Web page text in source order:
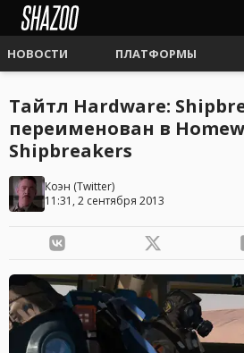
НОВОСТИ ПЛАТФОРМЫ
Тайтл Hardware:
переименован в
Shipbreakers
Коэн (Twitter)
11:31, 2 сентября 2013